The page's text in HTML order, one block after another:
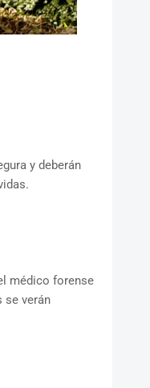
y deberán
médico forense
se verán